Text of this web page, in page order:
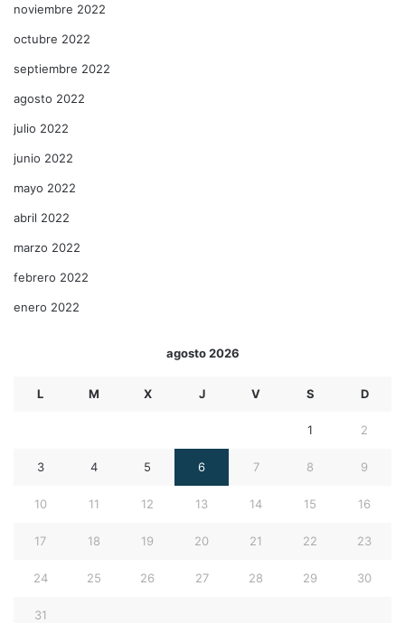
noviembre 2022
octubre 2022
septiembre 2022
agosto 2022
julio 2022
junio 2022
mayo 2022
abril 2022
marzo 2022
febrero 2022
enero 2022
agosto 2026
L M X J V S D
1 2
3 4 5 6 7 8 9
10 11 12 13 14 15 16
17 18 19 20 21 22 23
24 25 26 27 28 29 30
31